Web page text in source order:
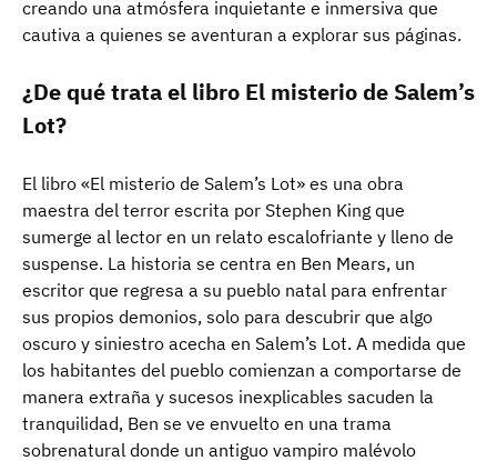
creando una atmósfera inquietante e inmersiva que
cautiva a quienes se aventuran a explorar sus páginas.
¿De qué trata el libro El misterio de Salem’s
Lot?
El libro «El misterio de Salem’s Lot» es una obra
maestra del terror escrita por Stephen King que
sumerge al lector en un relato escalofriante y lleno de
suspense. La historia se centra en Ben Mears, un
escritor que regresa a su pueblo natal para enfrentar
sus propios demonios, solo para descubrir que algo
oscuro y siniestro acecha en Salem’s Lot. A medida que
los habitantes del pueblo comienzan a comportarse de
manera extraña y sucesos inexplicables sacuden la
tranquilidad, Ben se ve envuelto en una trama
sobrenatural donde un antiguo vampiro malévolo